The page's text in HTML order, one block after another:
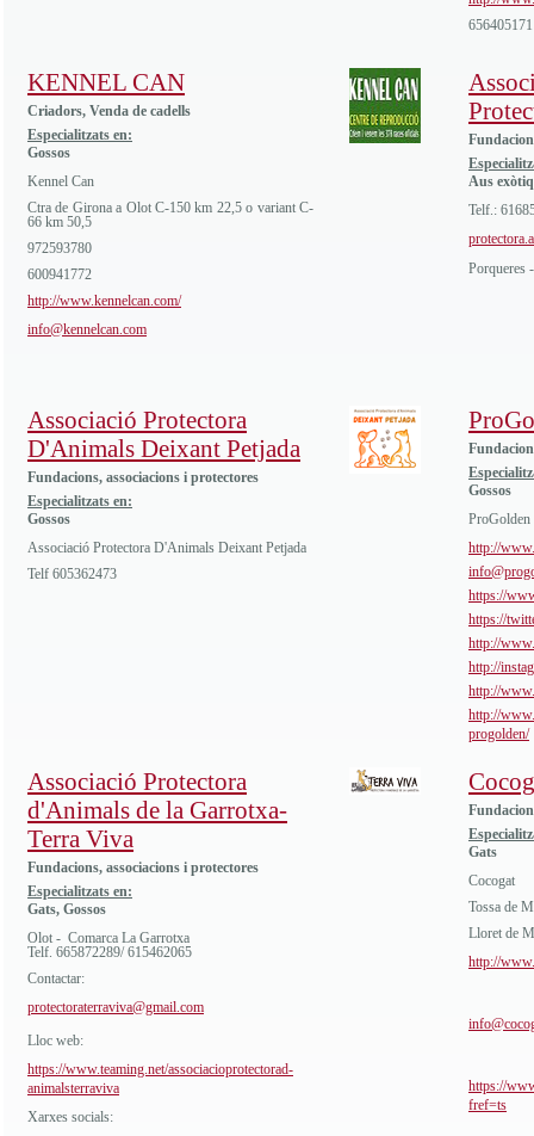
656405171
KENNEL CAN
Criadors, Venda de cadells
Especialitzats en:
Gossos
Kennel Can
Ctra de Girona a Olot C-150 km 22,5 o variant C-
66 km 50,5
972593780
600941772
http://www.kennelcan.com/
info@kennelcan.com
Aus
Telf.:
Porqueres
Associació Protectora
D'Animals Deixant Petjada
Fundacions, associacions i protectores
Especialitzats en:
Gossos
Associació Protectora D'Animals Deixant Petjada
Telf 605362473
Gossos
ProGolden
http://
https://
https://
http://
http://
http://
http://
progolden/
Associació Protectora
d'Animals de la Garrotxa-
Terra Viva
Fundacions, associacions i protectores
Especialitzats en:
Gats, Gossos
Olot - Comarca La Garrotxa
Telf. 665872289/ 615462065
Contactar:
protectoraterraviva@gmail.com
Lloc web:
https://www.teaming.net/associacioprotectorad-
animalsterraviva
Xarxes socials:
Gats
Cocogat
Tossa de
Lloret de
http://
https://
fref=ts